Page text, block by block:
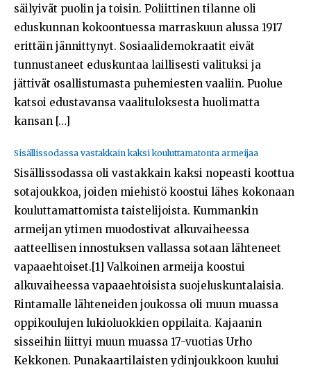
säilyivät puolin ja toisin. Poliittinen tilanne oli
eduskunnan kokoontuessa marraskuun alussa 1917
erittäin jännittynyt. Sosiaalidemokraatit eivät
tunnustaneet eduskuntaa laillisesti valituksi ja
jättivät osallistumasta puhemiesten vaaliin. Puolue
katsoi edustavansa vaalituloksesta huolimatta
kansan […]
Sisällissodassa vastakkain kaksi kouluttamatonta armeijaa
Sisällissodassa oli vastakkain kaksi nopeasti koottua
sotajoukkoa, joiden miehistö koostui lähes kokonaan
kouluttamattomista taistelijoista. Kummankin
armeijan ytimen muodostivat alkuvaiheessa
aatteellisen innostuksen vallassa sotaan lähteneet
vapaaehtoiset.[1] Valkoinen armeija koostui
alkuvaiheessa vapaaehtoisista suojeluskuntalaisia.
Rintamalle lähteneiden joukossa oli muun muassa
oppikoulujen lukioluokkien oppilaita. Kajaanin
sisseihin liittyi muun muassa 17-vuotias Urho
Kekkonen. Punakaartilaisten ydinjoukkoon kuului